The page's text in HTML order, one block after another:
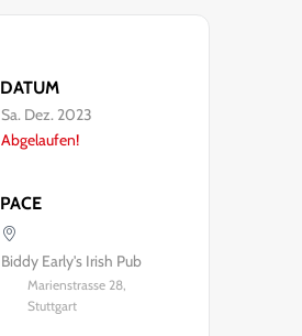
DATUM
Sa. Dez. 2023
Abgelaufen!
PACE
Biddy Early's Irish Pub
Marienstrasse 28,
Stuttgart